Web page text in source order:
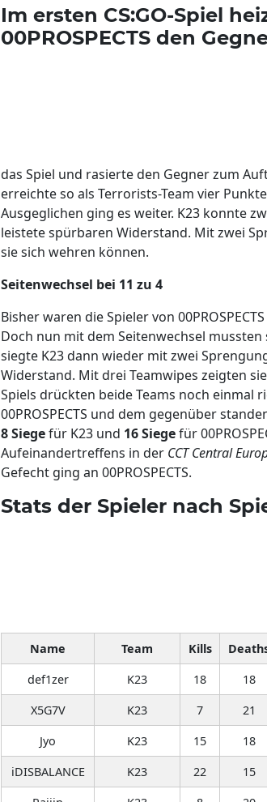
Im ersten CS:GO-Spiel
00PROSPECTS den
das Spiel und rasierte den Gegner zum
erreichte so als Terrorists-Team vier
Ausgeglichen ging es weiter. K23 konnte
leistete spürbaren Widerstand. Mit zwei
sie sich wehren können.
Seitenwechsel bei 11 zu 4
Bisher waren die Spieler von
Doch nun mit dem Seitenwechsel
siegte K23 dann wieder mit zwei
Widerstand. Mit drei Teamwipes zeigten
Spiels drückten beide Teams noch einmal
00PROSPECTS und dem gegenüber
8 Siegefür K23 und 16 Siegefür
Aufeinandertreffens in der CCT Central
Gefecht ging an 00PROSPECTS.
Stats der Spieler nach
Name Team Kills
def1zer
K23 18 18
X5G7V
K23 7 21
Jyo
K23 15 18
iDISBALANCE
K23 22 15